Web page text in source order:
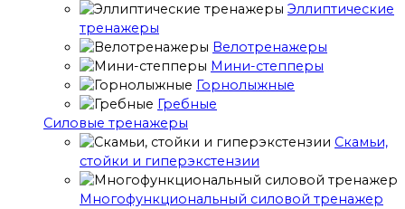
Эллиптические
тренажеры
Велотренажеры
Мини-степперы
Горнолыжные
Гребные
Cиловые тренажеры
Скамьи,
стойки и гиперэкстензии
Многофункциональный силовой тренажер